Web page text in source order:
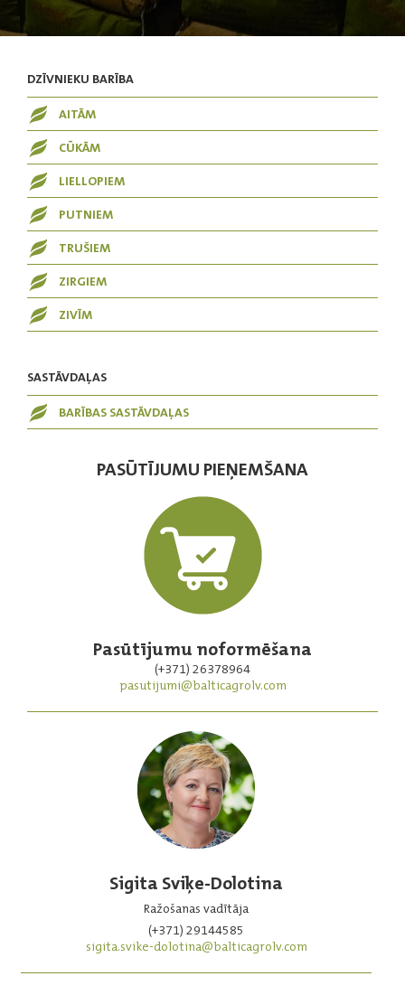
DZĪVNIEKU BARĪBA
AITĀM
CŪKĀM
LIELLOPIEM
PUTNIEM
TRUŠIEM
ZIRGIEM
ZIVĪM
SASTĀVDAĻAS
BARĪBAS SASTĀVDAĻAS
PASŪTĪJUMU PIEŅEMŠANA
Pasūtījumu noformēšana
(+371) 26378964
pasutijumi@balticagrolv.com
Sigita Sviķe-Dolotina
Ražošanas vadītāja
(+371) 29144585
sigita.svike-dolotina@balticagrolv.com